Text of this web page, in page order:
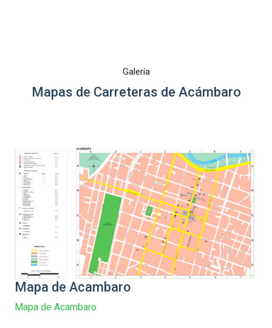
Galería
Mapas de Carreteras de Acámbaro
Mapa de Acambaro
Mapa de Acambaro